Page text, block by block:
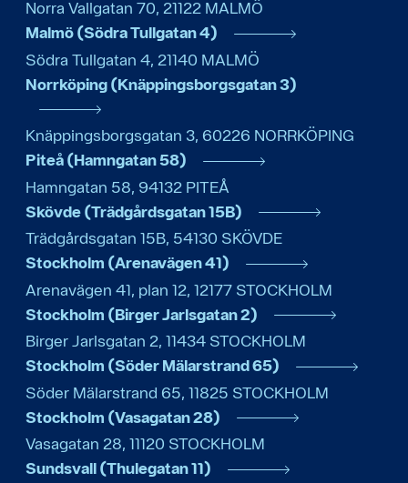
Norra Vallgatan 70, 21122 MALMÖ
Malmö (Södra Tullgatan 4)
Södra Tullgatan 4, 21140 MALMÖ
Norrköping (Knäppingsborgsgatan 3)
Knäppingsborgsgatan 3, 60226 NORRKÖPING
Piteå (Hamngatan 58)
Hamngatan 58, 94132 PITEÅ
Skövde (Trädgårdsgatan 15B)
Trädgårdsgatan 15B, 54130 SKÖVDE
Stockholm (Arenavägen 41)
Arenavägen 41, plan 12, 12177 STOCKHOLM
Stockholm (Birger Jarlsgatan 2)
Birger Jarlsgatan 2, 11434 STOCKHOLM
Stockholm (Söder Mälarstrand 65)
Söder Mälarstrand 65, 11825 STOCKHOLM
Stockholm (Vasagatan 28)
Vasagatan 28, 11120 STOCKHOLM
Sundsvall (Thulegatan 11)